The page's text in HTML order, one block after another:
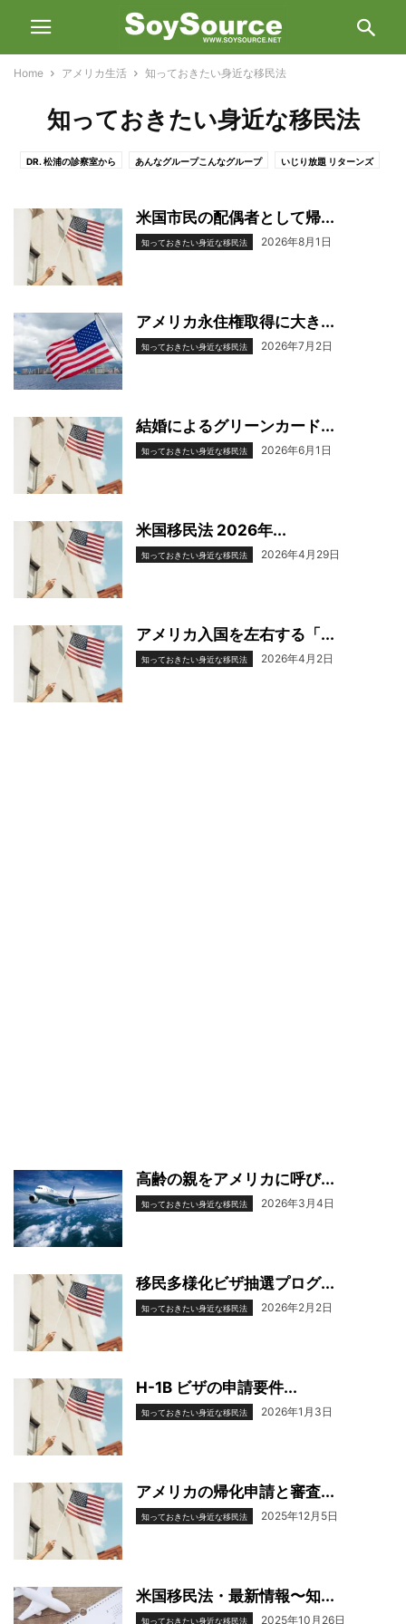
Home アメリカ生活 知っておきたい身近な移民法
知っておきたい身近な移民法
DR. 松浦の診察室から あんなグループこんなグループ いじり放題 リターンズ
みやこのあなたのお役割に拍手 ゆる〜くSDGSな消費者生活 人気のお店訪問
今から考える日本への永住帰国 化学者JJの就活日記
子どもとティーンのこころ育て
米国市民の配偶者として帰...
知っておきたい身近な移民法 2026年8月1日
アメリカ永住権取得に大き...
知っておきたい身近な移民法 2026年7月2日
結婚によるグリーンカード...
知っておきたい身近な移民法 2026年6月1日
米国移民法 2026年...
知っておきたい身近な移民法 2026年4月29日
アメリカ入国を左右する「...
知っておきたい身近な移民法 2026年4月2日
高齢の親をアメリカに呼び...
知っておきたい身近な移民法 2026年3月4日
移民多様化ビザ抽選プログ...
知っておきたい身近な移民法 2026年2月2日
H-1B ビザの申請要件...
知っておきたい身近な移民法 2026年1月3日
アメリカの帰化申請と審査...
知っておきたい身近な移民法 2025年12月5日
米国移民法・最新情報〜知...
知っておきたい身近な移民法 2025年10月26日